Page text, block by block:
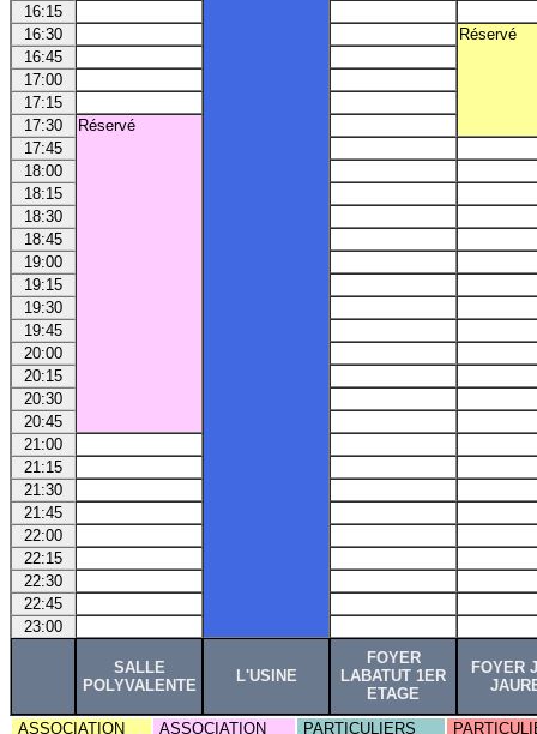
16:15
16:30
Réservé
16:45
17:00
17:15
17:30
Réservé
17:45
18:00
18:15
18:30
18:45
19:00
19:15
19:30
19:45
20:00
20:15
20:30
20:45
21:00
21:15
21:30
21:45
22:00
22:15
22:30
22:45
23:00
SALLE
POLYVALENTE
L'USINE
FOYER
LABATUT 1ER
ETAGE
FOYER
ASSOCIATION ASSOCIATION PARTICULIERS